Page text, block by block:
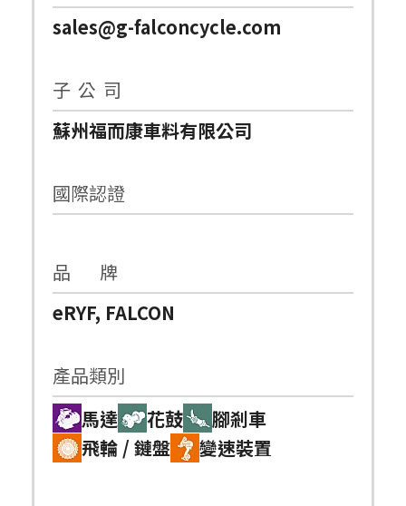
sales@g-falconcycle.com
子 公 司
蘇州福而康車料有限公司
國際認證
品 牌
eRYF, FALCON
產品類別
馬達
花鼓
腳剎車
飛輪 / 鏈盤
變速裝置